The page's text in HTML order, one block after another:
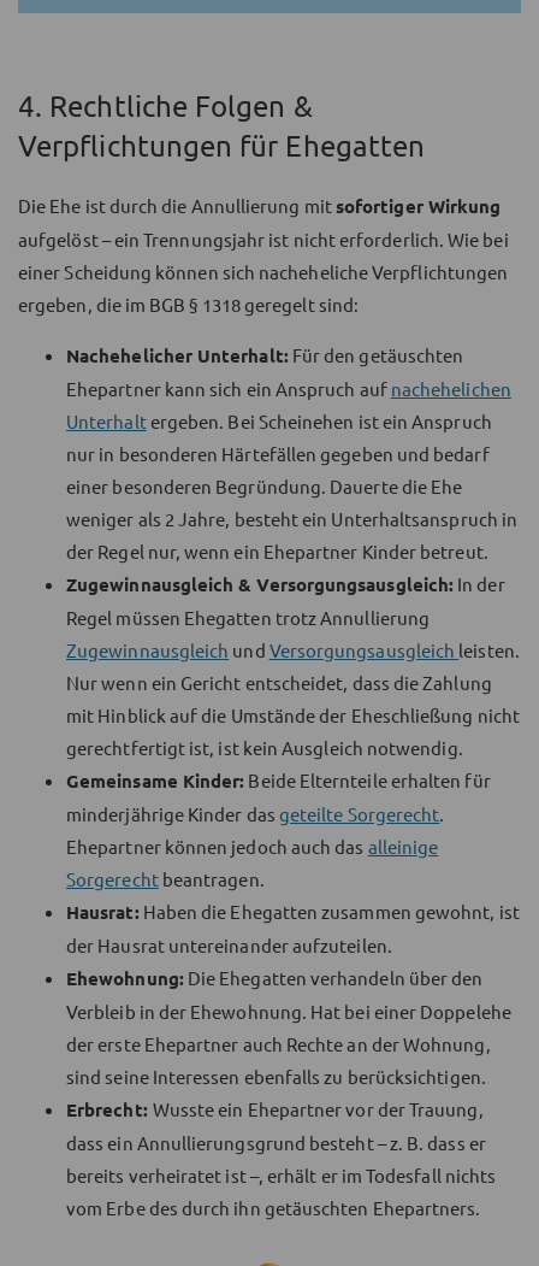
4. Rechtliche Folgen &
Verpflichtungen für Ehegatten
Die Ehe ist durch die Annullierung mitsofortiger Wirkung
aufgelöst – ein Trennungsjahr ist nicht erforderlich. Wie bei
einer Scheidung können sich nacheheliche Verpflichtungen
ergeben, die im BGB § 1318 geregelt sind:
Nachehelicher Unterhalt: Für den getäuschten
Ehepartner kann sich ein Anspruch auf nachehelichen
Unterhaltergeben. Bei Scheinehen ist ein Anspruch
nur in besonderen Härtefällen gegeben und bedarf
einer besonderen Begründung. Dauerte die Ehe
weniger als 2 Jahre, besteht ein Unterhaltsanspruch in
der Regel nur, wenn ein Ehepartner Kinder betreut.
Zugewinnausgleich & Versorgungsausgleich: In der
Regel müssen Ehegatten trotz Annullierung
Zugewinnausgleich und Versorgungsausgleich leisten.
Nur wenn ein Gericht entscheidet, dass die Zahlung
mit Hinblick auf die Umstände der Eheschließung nicht
gerechtfertigt ist, ist kein Ausgleich notwendig.
Gemeinsame Kinder: Beide Elternteile erhalten für
minderjährige Kinder das geteilte Sorgerecht.
Ehepartner können jedoch auch das alleinige
Sorgerechtbeantragen.
Hausrat: Haben die Ehegatten zusammen gewohnt, ist
der Hausrat untereinander aufzuteilen.
Ehewohnung: Die Ehegatten verhandeln über den
Verbleib in der Ehewohnung. Hat bei einer Doppelehe
der erste Ehepartner auch Rechte an der Wohnung,
sind seine Interessen ebenfalls zu berücksichtigen.
Erbrecht: Wusste ein Ehepartner vor der Trauung,
dass ein Annullierungsgrund besteht – z. B. dass er
bereits verheiratet ist –, erhält er im Todesfall nichts
vom Erbe des durch ihn getäuschten Ehepartners.